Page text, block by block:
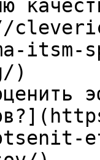
itsm-
)